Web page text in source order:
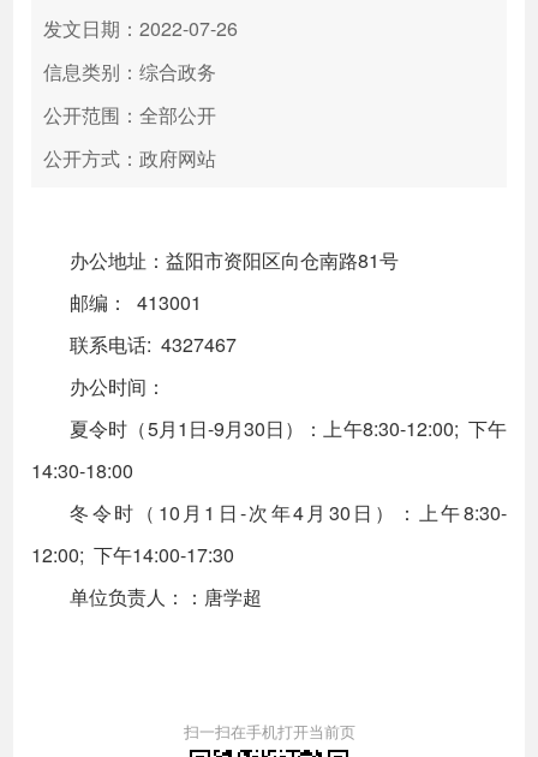
高效办成一件事
发文日期：2022-07-26
信息类别：综合政务
公开范围：全部公开
公开方式：政府网站
办公地址：益阳市资阳区向仓南路81号
邮编： 413001
联系电话: 4327467
办公时间：
夏令时（5月1日-9月30日）：上午8:30-12:00; 下午
14:30-18:00
冬令时（10月1日-次年4月30日）：上午8:30-
12:00; 下午14:00-17:30
单位负责人：：唐学超
扫一扫在手机打开当前页